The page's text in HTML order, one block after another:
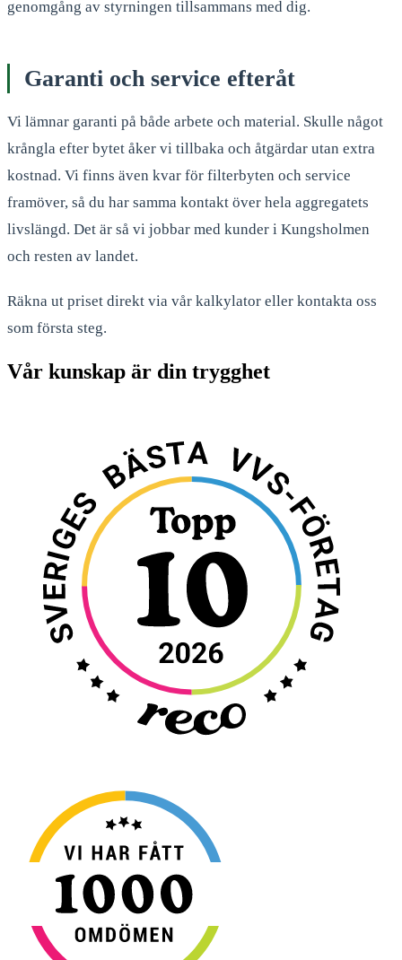
genomgång av styrningen tillsammans med dig.
Garanti och service efteråt
Vi lämnar garanti på både arbete och material. Skulle något
krångla efter bytet åker vi tillbaka och åtgärdar utan extra
kostnad. Vi finns även kvar för filterbyten och service
framöver, så du har samma kontakt över hela aggregatets
livslängd. Det är så vi jobbar med kunder i Kungsholmen
och resten av landet.
Räkna ut priset direkt via vår kalkylator eller kontakta oss
som första steg.
Vår kunskap är din trygghet